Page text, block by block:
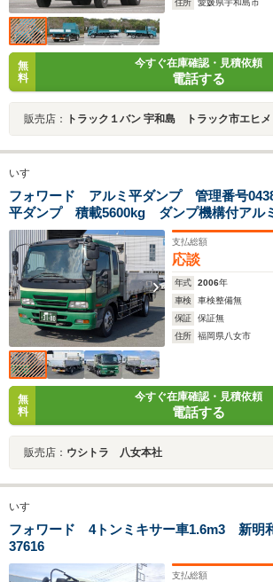
住所
愛媛県宇和島市
無
料
今すぐ在庫確認・見積依頼
電話する
販売店： トラック１バン 宇和島 トラック市エヒメ
いすゞ
フォワード アルミ平ダンプ 管理番号
平ダンプ 積載5600kg ダンプ機構付ア
ロープフック左右9対前9ヶ後5ヶ 3方開
ク 足掛2対 作業灯2ケ 右側ステンレス工
支払総額
応談
年式 2006年
車検
車検整備無
保証
保証無
住所
福岡県八女市
無
料
今すぐ在庫確認・見積依頼
電話する
販売店： ウシトラ 八女本社
いすゞ
フォワード 4トンミキサー車1.6m3 新明
37616
支払総額